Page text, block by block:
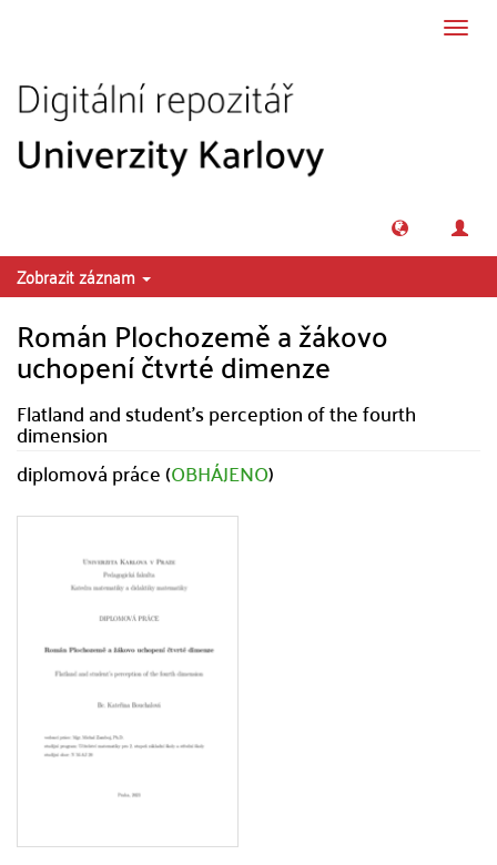
Zobrazit záznam
Román Plochozemě a žákovo
uchopení čtvrté dimenze
Flatland and student's perception of the fourth
dimension
diplomová práce (OBHÁJENO)